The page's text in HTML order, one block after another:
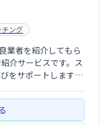
チング
業者を紹介してもら
介サービスです。ス
をサポートします。